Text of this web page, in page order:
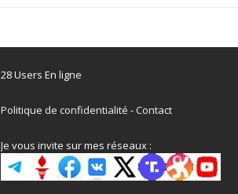
28 Users En ligne
Politique de confidentialité -Contact
Je vous invite sur mes réseaux :